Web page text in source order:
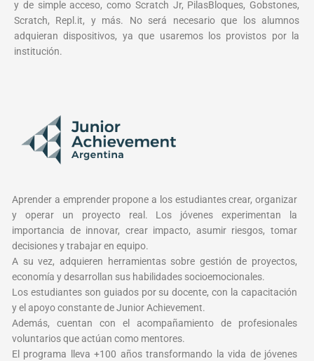
y de simple acceso, como Scratch Jr, PilasBloques, Gobstones,
Scratch, Repl.it, y más. No será necesario que los alumnos
adquieran dispositivos, ya que usaremos los provistos por la
institución.
Aprender a emprender propone a los estudiantes crear, organizar
y operar un proyecto real. Los jóvenes experimentan la
importancia de innovar, crear impacto, asumir riesgos, tomar
decisiones y trabajar en equipo.
A su vez, adquieren herramientas sobre gestión de proyectos,
economía y desarrollan sus habilidades socioemocionales.
Los estudiantes son guiados por su docente, con la capacitación
y el apoyo constante de Junior Achievement.
Además, cuentan con el acompañamiento de profesionales
voluntarios que actúan como mentores.
El programa lleva +100 años transformando la vida de jóvenes